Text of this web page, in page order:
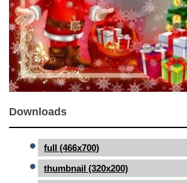
Downloads
full (466x700)
thumbnail (320x200)